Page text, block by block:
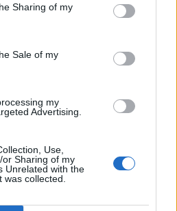
Sharing of my
Sale of my
my
Advertising.
Use,
Sharing of my
Unrelated with the
collected.
van Ajax worden steeds
met nederlaag: zo ziet
Sven Mijnans en bleef Ajax
sleutelfiguren Ajax